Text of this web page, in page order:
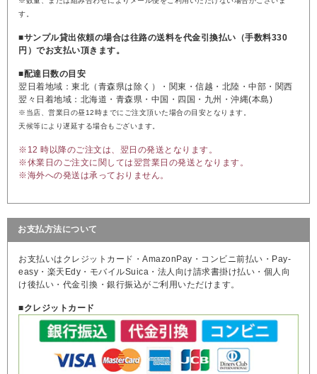
す。
■サンプル貸出依頼の場合は往路の送料を代金引換払い（手数料330
円）でお支払い頂きます。
■配達日数の目安
翌日着地域：東北（青森県は除く）・関東・信越・北陸・中部・関西
翌々日着地域：北海道・青森県・中国・四国・九州・沖縄(本島)
※当店、営業日の昼12時までにご注文頂いた場合の目安となります。
天候等により遅延する場合もございます。
※12 時以降のご注文は、翌日の発送となります。
※休業日のご注文に関しては翌営業日の発送となります。
※海外への発送は承っておりません。
お支払方法について
お支払いはクレジットカード・AmazonPay・コンビニ前払い・Pay-
easy・楽天Edy・モバイルSuica・法人向け請求書掛け払い・個人向
け後払い・代金引換・銀行振込がご利用いただけます。
■クレジットカード